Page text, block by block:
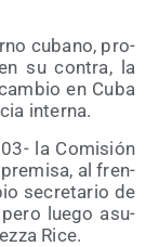
cubano, pro­
su con­tra, la
en Cuba
interna.
la Comi­sión
pre­mi­sa, al fren­
secre­ta­rio de
pero lue­go asu­
Rice.